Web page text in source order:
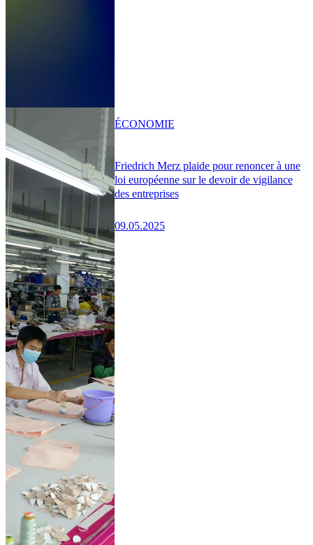
Friedrich Merz plaide pour renoncer à une
loi européenne sur le devoir de vigilance
des entreprises
09.05.2025
ÉCONOMIE